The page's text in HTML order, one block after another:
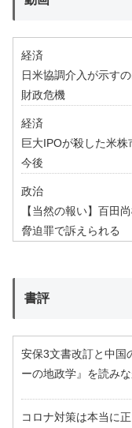
経済
日米協調介入が示す
財政危機
経済
巨大IPOが殺した米
今後
政治
【当然の報い】百田
脅迫罪で訴えられる
書評
安保3文書改訂と中国
ーの地政学』を読み
コロナ対策は本当に